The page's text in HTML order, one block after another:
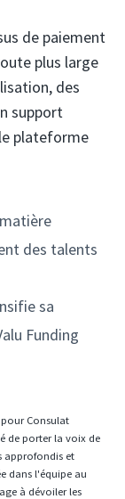
de paiement
plus large
des
support
plateforme
des talents
sa
Funding
pour Consulat
de porter la voix de
approfondis et
dans l'équipe au
à dévoiler les